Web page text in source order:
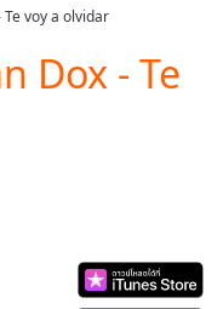
Te voy a olvidar
Dox - Te